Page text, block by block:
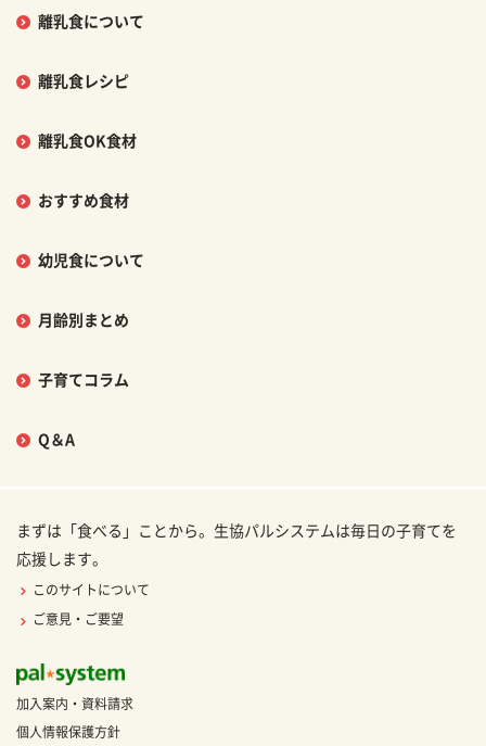
離乳食について
離乳食レシピ
離乳食OK食材
おすすめ食材
幼児食について
月齢別まとめ
子育てコラム
Q＆A
まずは「食べる」ことから。生協パルシステムは毎日の子育てを
応援します。
このサイトについて
ご意見・ご要望
加入案内・資料請求
個人情報保護方針